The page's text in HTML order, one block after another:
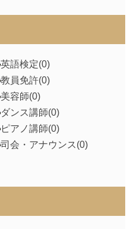
英語検定(0)
教員免許(0)
美容師(0)
ダンス講師(0)
ピアノ講師(0)
司会・アナウンス (0)